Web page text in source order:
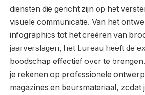
diensten die gericht zijn op het
visuele communicatie. Van het
infographics tot het creëren van
jaarverslagen, het bureau heeft de
boodschap effectief over te
je rekenen op professionele
magazines en beursmateriaal, zodat